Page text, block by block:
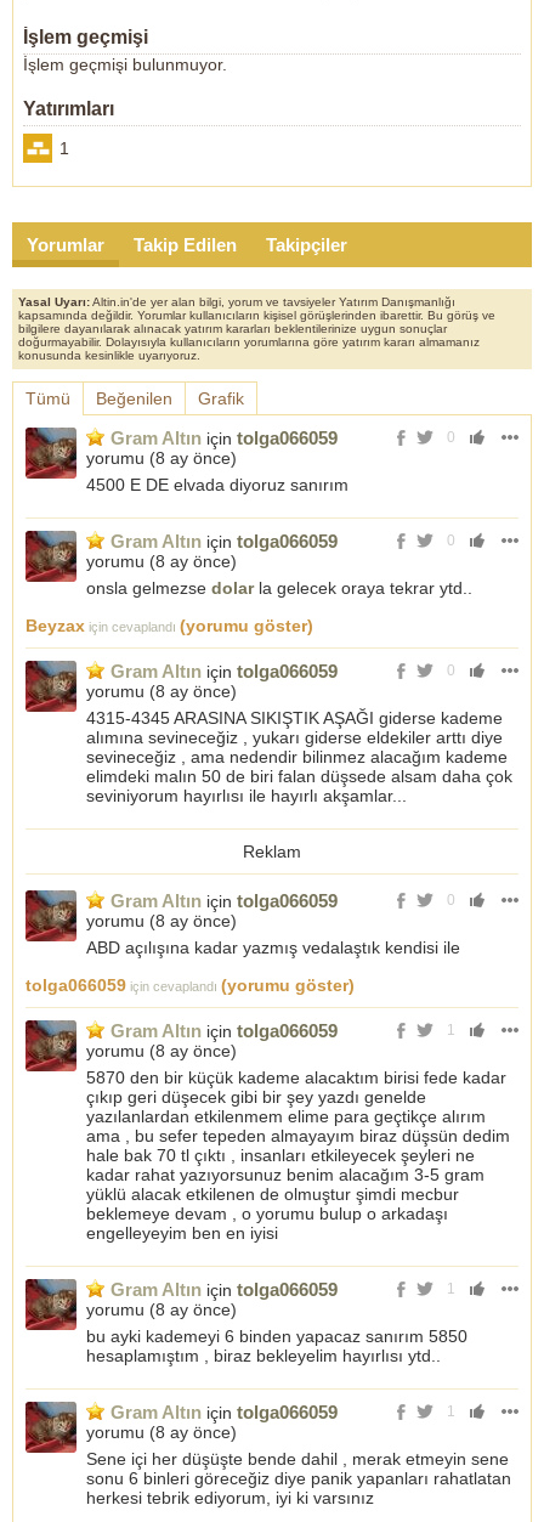
İşlem geçmişi
İşlem geçmişi bulunmuyor.
Yatırımları
1
Yorumlar Takip Edilen Takipçiler
Yasal Uyarı:Altin.in'de yer alan bilgi, yorum ve tavsiyeler Yatırım Danışmanlığı
kapsamında değildir. Yorumlar kullanıcıların kişisel görüşlerinden ibarettir. Bu görüş ve
bilgilere dayanılarak alınacak yatırım kararları beklentilerinize uygun sonuçlar
doğurmayabilir. Dolayısıyla kullanıcıların yorumlarına göre yatırım kararı almamanız
konusunda kesinlikle uyarıyoruz.
Tümü Beğenilen Grafik
0
Gram Altın için tolga066059
yorumu (8 ay önce)
4500 E DE elvada diyoruz sanırım
0
Gram Altın için tolga066059
yorumu (8 ay önce)
onsla gelmezse dolarla gelecek oraya tekrar ytd..
Beyzax için cevaplandı (yorumu göster)
0
Gram Altın için tolga066059
yorumu (8 ay önce)
4315-4345 ARASINA SIKIŞTIK AŞAĞI giderse kademe
alımına sevineceğiz , yukarı giderse eldekiler arttı diye
sevineceğiz , ama nedendir bilinmez alacağım kademe
elimdeki malın 50 de biri falan düşsede alsam daha çok
seviniyorum hayırlısı ile hayırlı akşamlar...
Reklam
0
Gram Altın için tolga066059
yorumu (8 ay önce)
ABD açılışına kadar yazmış vedalaştık kendisi ile
tolga066059 için cevaplandı (yorumu göster)
1
Gram Altın için tolga066059
yorumu (8 ay önce)
5870 den bir küçük kademe alacaktım birisi fede kadar
çıkıp geri düşecek gibi bir şey yazdı genelde
yazılanlardan etkilenmem elime para geçtikçe alırım
ama , bu sefer tepeden almayayım biraz düşsün dedim
hale bak 70 tl çıktı , insanları etkileyecek şeyleri ne
kadar rahat yazıyorsunuz benim alacağım 3-5 gram
yüklü alacak etkilenen de olmuştur şimdi mecbur
beklemeye devam , o yorumu bulup o arkadaşı
engelleyeyim ben en iyisi
1
Gram Altın için tolga066059
yorumu (8 ay önce)
bu ayki kademeyi 6 binden yapacaz sanırım 5850
hesaplamıştım , biraz bekleyelim hayırlısı ytd..
1
Gram Altın için tolga066059
yorumu (8 ay önce)
Sene içi her düşüşte bende dahil , merak etmeyin sene
sonu 6 binleri göreceğiz diye panik yapanları rahatlatan
herkesi tebrik ediyorum, iyi ki varsınız